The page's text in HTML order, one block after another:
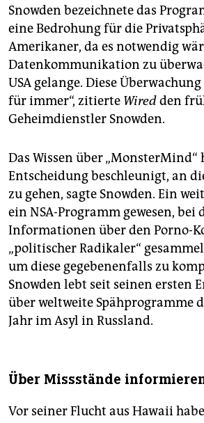
Snowden bezeichnete das
eine Bedrohung für die
Amerikaner, da es notwendig
Datenkommunikation zu
USA gelange. Diese
für immer“, zitierte Wiredden
Geheimdienstler Snowden.
Das Wissen über „MonsterMind“
Entscheidung beschleunigt, an
zu gehen, sagte Snowden. Ein
ein NSA-Programm gewesen, bei
Informationen über den Porno-
„politischer Radikaler“
um diese gegebenenfalls zu
Snowden lebt seit seinen ersten
über weltweite Spähprogramme
Jahr im Asyl in Russland.
Über Missstände
Vor seiner Flucht aus Hawaii